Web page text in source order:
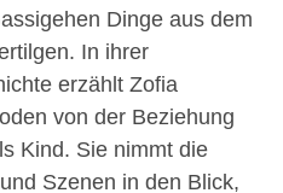
Dinge aus dem
In ihrer
erzählt Zofia
von der Beziehung
Kind. Sie nimmt die
Szenen in den Blick,